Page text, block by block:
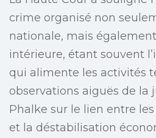
crime organisé non
nationale, mais
intérieure, étant souvent
qui alimente les activités
observations aiguës de la
Phalke sur le lien entre
et la déstabilisation